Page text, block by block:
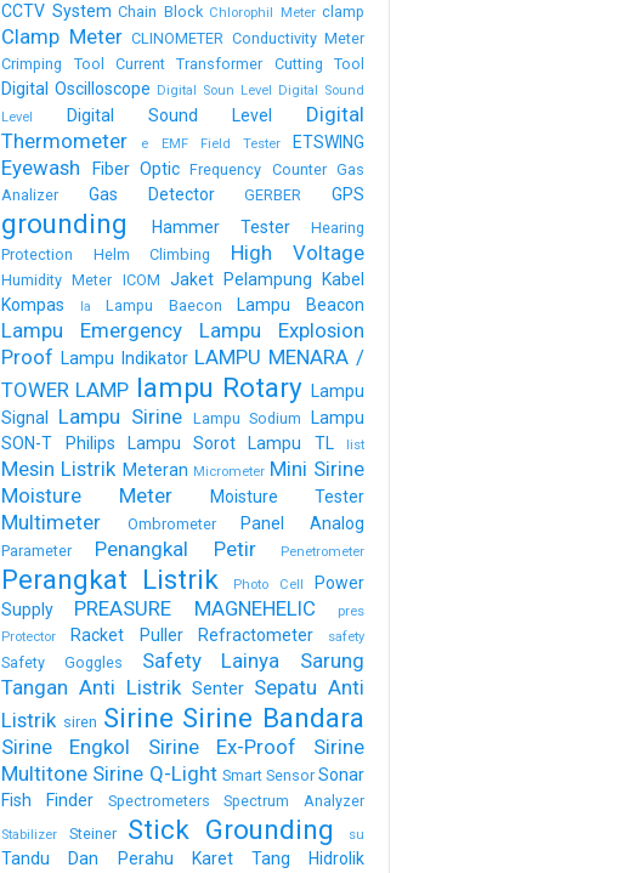
CCTV System Chain Block Chlorophil Meter clamp
Clamp Meter CLINOMETER Conductivity Meter
Crimping Tool
Current Transformer Cutting Tool
Digital Oscilloscope Digital Soun Level
Digital Sound
Level
Digital Sound Level
Digital
Thermometer
e EMF Field Tester ETSWING
Eyewash Fiber Optic Frequency Counter Gas
Analizer
Gas Detector GERBER GPS
grounding Hammer Tester
Hearing
Protection
Helm Climbing High Voltage
Humidity Meter ICOM Jaket Pelampung
Kabel
Kompas
la Lampu Baecon Lampu Beacon
Lampu Emergency
Lampu Explosion
Proof Lampu Indikator LAMPU MENARA /
TOWER LAMP lampu Rotary Lampu
Signal
Lampu Sirine Lampu Sodium
Lampu
SON-T Philips
Lampu Sorot Lampu TL list
Mesin Listrik Meteran Micrometer Mini Sirine
Moisture Meter
Moisture Tester
Multimeter Ombrometer Panel Analog
Parameter Penangkal Petir Penetrometer
Perangkat Listrik Photo Cell
Power
Supply
PREASURE MAGNEHELIC
pres
Protector
Racket Puller Refractometer safety
Safety Goggles Safety Lainya
Sarung
Tangan Anti Listrik Senter Sepatu Anti
Listrik siren Sirine Sirine Bandara
Sirine Engkol Sirine Ex-Proof
Sirine
Multitone Sirine Q-Light Smart Sensor Sonar
Fish Finder
Spectrometers Spectrum Analyzer
Stabilizer Steiner Stick Grounding su
Tandu Dan Perahu Karet Tang Hidrolik